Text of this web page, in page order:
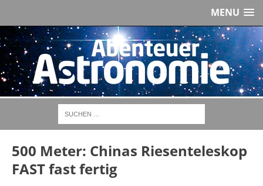
MENU
500 Meter: Chinas Riesenteleskop
FAST fast fertig